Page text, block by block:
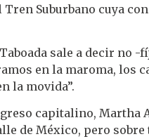
Suburbano cuya
sale a decir no
en la maroma, los
la movida”.
capitalino, Martha
de México, pero